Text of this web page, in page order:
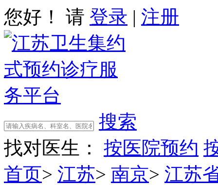
您好！ 请 登录 | 注册
搜索
找对医生：
按医院预约
首页> 江苏> 南京> 江苏